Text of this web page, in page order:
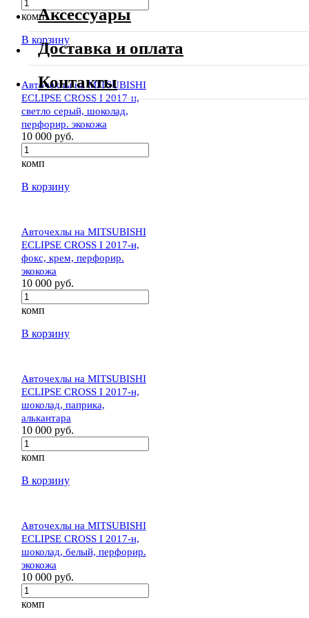
комп
В корзину
Авточехлы на MITSUBISHI
ECLIPSE CROSS I 2017-н,
светло серый, шоколад,
перфорир. экокожа
10 000 руб.
комп
В корзину
Авточехлы на MITSUBISHI
ECLIPSE CROSS I 2017-н,
фокс, крем, перфорир.
экокожа
10 000 руб.
комп
В корзину
Авточехлы на MITSUBISHI
ECLIPSE CROSS I 2017-н,
шоколад, паприка,
алькантара
10 000 руб.
комп
В корзину
Авточехлы на MITSUBISHI
ECLIPSE CROSS I 2017-н,
шоколад, белый, перфорир.
экокожа
10 000 руб.
комп
Аксессуары
Доставка и оплата
Контакты